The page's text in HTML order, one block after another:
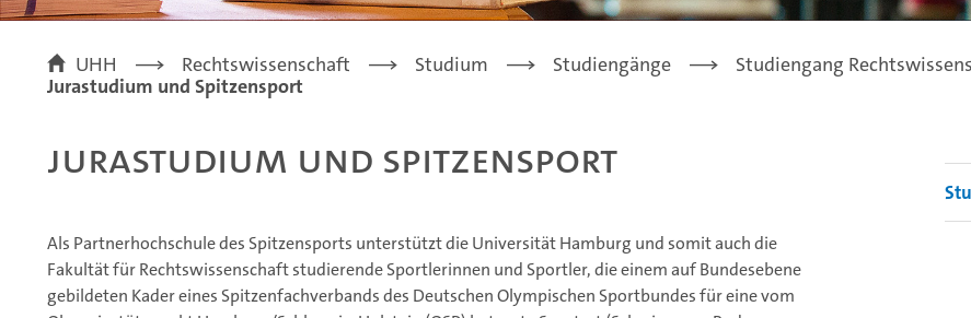
UHH Rechtswissenschaft Studium Studiengänge Studiengang
Jurastudium und Spitzensport
Jurastudium und Spitzensport
Als Partnerhochschule des Spitzensports unterstützt die Universität Hamburg und somit auch die
Fakultät für Rechtswissenschaft studierende Sportlerinnen und Sportler, die einem auf Bundesebene
gebildeten Kader eines Spitzenfachverbands des Deutschen Olympischen Sportbundes für eine vom